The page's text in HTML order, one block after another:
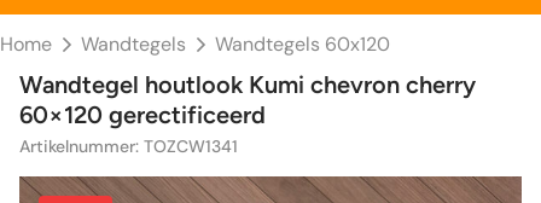
Home Wandtegels Wandtegels 60x120
Wandtegel houtlook Kumi chevron cherry
60×120 gerectificeerd
Artikelnummer: TOZCW1341